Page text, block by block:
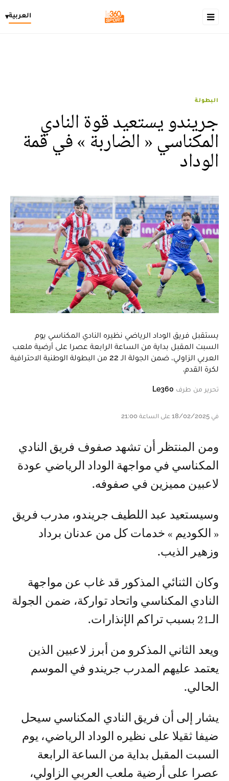
العربية▾
البطولة
جريندو يستعيد قوة النادي
المكناسي « الضاربة » في قمة
الوداد
يستقبل فريق الوداد الرياضي نظيره النادي المكناسي يوم
السبت المقبل بداية من الساعة الرابعة عصرا على أرضية ملعب
العربي الزاولي، ضمن الجولة الـ 22 من البطولة الوطنية الاحترافية
لكرة القدم.
تحرير من طرف Le360
في 18/02/2025 على الساعة 21:00
ومن المنتظر أن تشهد صفوف فريق النادي
المكناسي في مواجهة الوداد الرياضي عودة
لاعبين مميزين في صفوفه.
وسيستعيد عبد اللطيف جريندو، مدرب فريق
« الكوديم » خدمات كل من عدنان برداد
وزهير الذيب.
وكان الثنائي المذكور قد غاب عن مواجهة
النادي المكناسي واتحاد تواركة، ضمن الجولة
الـ21 بسبب تراكم الإنذارات.
ويعد الثاني المذكرو من أبرز لاعبين الذين
يعتمد عليهم المدرب جريندو في الموسم
الحالي.
يشار إلى أن فريق النادي المكناسي سيحل
ضيفا ثقيلا على نظيره الوداد الرياضي، يوم
السبت المقبل بداية من الساعة الرابعة
عصرا على أرضية ملعب العربي الزاولي،